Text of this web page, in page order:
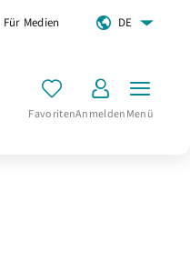
Für Medien DE
FavoritenAnmeldenMenü